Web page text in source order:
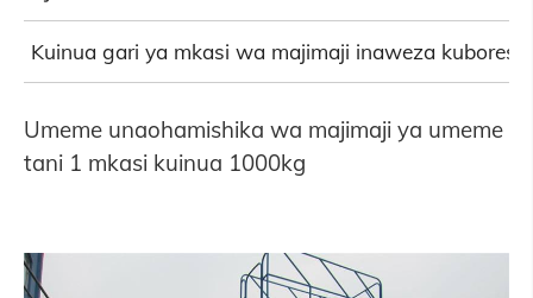
Kuinua gari ya mkasi wa majimaji inaweza
Umeme unaohamishika wa majimaji ya umeme
tani 1 mkasi kuinua 1000kg